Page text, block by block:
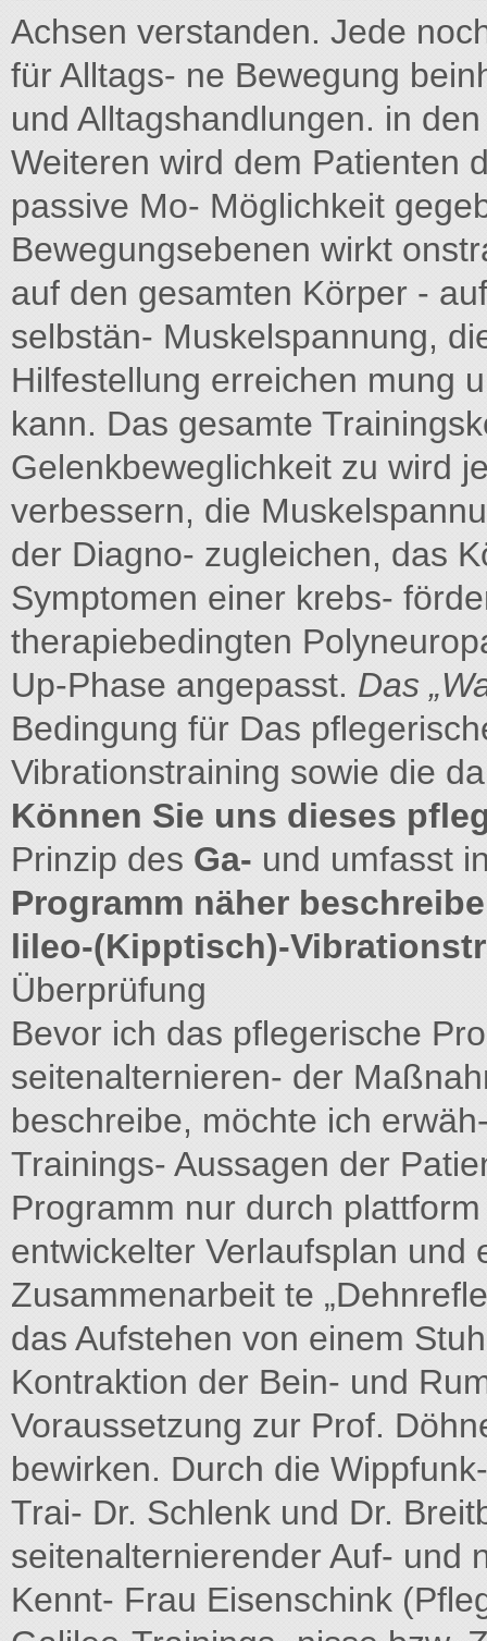
Achsen verstanden. Jede
für Alltags- ne Bewegung
und Alltagshandlungen. in
Weiteren wird dem Patienten
passive Mo- Möglichkeit
Bewegungsebenen wirkt
auf den gesamten Körper -
selbstän- Muskelspannung,
Hilfestellung erreichen mung
kann. Das gesamte
Gelenkbeweglichkeit zu wird
verbessern, die
der Diagno- zugleichen, das
Symptomen einer krebs-
therapiebedingten
Up-Phase angepasst. Das
Bedingung für Das
Vibrationstraining sowie die
Können Sie uns dieses
Prinzip des Ga- und umfasst
Programm näher
lileo-(Kipptisch)-
Überprüfung
Bevor ich das pflegerische
seitenalternieren- der
beschreibe, möchte ich
Trainings- Aussagen der
Programm nur durch
entwickelter Verlaufsplan und
Zusammenarbeit te
das Aufstehen von einem
Kontraktion der Bein- und
Voraussetzung zur Prof.
bewirken. Durch die
Trai- Dr. Schlenk und Dr.
seitenalternierender Auf- und
Kennt- Frau Eisenschink